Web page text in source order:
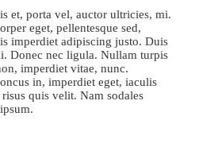
et, porta vel, auctor ultricies, mi.
eget, pellentesque sed,
imperdiet adipiscing justo. Duis
Donec nec ligula. Nullam turpis
imperdiet vitae, nunc.
in, imperdiet eget, iaculis
quis velit. Nam sodales